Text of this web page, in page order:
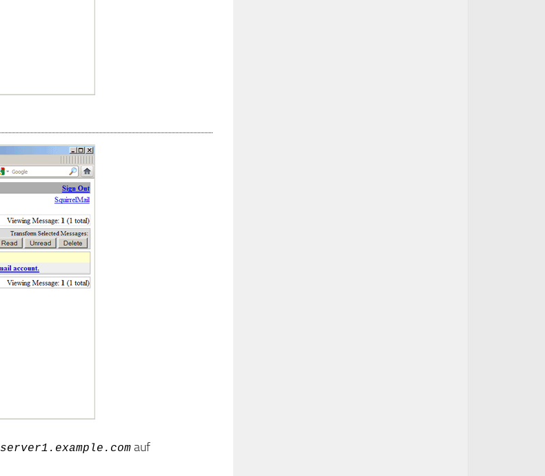
server1.example.com auf